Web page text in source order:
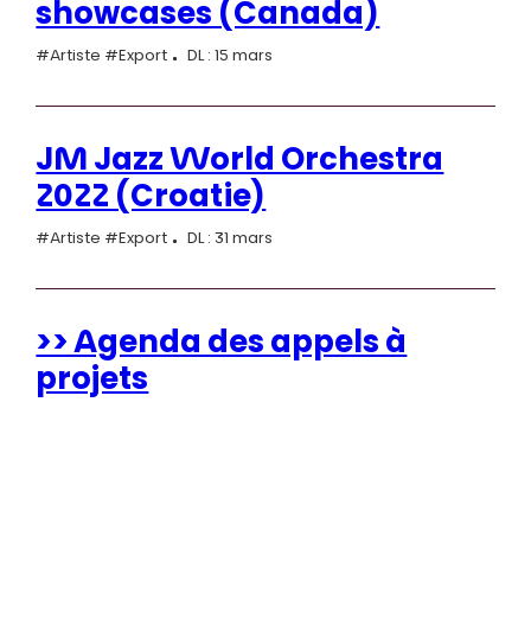
showcases (Canada)
#Artiste #Export DL : 15 mars
JM Jazz World Orchestra
2022 (Croatie)
#Artiste #Export DL : 31 mars
>> Agenda des appels à
projets